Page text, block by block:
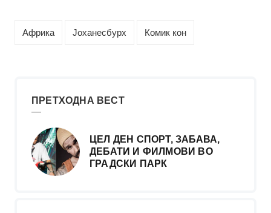
Африка Јоханесбурх Комик кон
ПРЕТХОДНА ВЕСТ
ЦЕЛ ДЕН СПОРТ, ЗАБАВА,
ДЕБАТИ И ФИЛМОВИ ВО
ГРАДСКИ ПАРК